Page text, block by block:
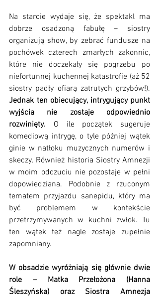
Na starcie wydaje się, że spektakl ma
dobrze osadzoną fabułę – siostry
organizują show, by zebrać fundusze na
pochówek czterech zmarłych zakonnic,
które nie doczekały się pogrzebu po
niefortunnej kuchennej katastrofie (aż 52
Jednak ten obiecujący, intrygujący punkt
wyjścia nie zostaje odpowiednio
rozwinięty. O ile początek sugeruje
komediową intrygę, o tyle później wątek
ginie w natłoku muzycznych numerów i
skeczy. Również historia Siostry Amnezji
w moim odczuciu nie pozostaje w pełni
dopowiedziana. Podobnie z rzuconym
tematem przyjazdu sanepidu, który ma
być problemem w kontekście
przetrzymywanych w kuchni zwłok. Tu
ten wątek też nagle zostaje zupełnie
zapomniany.
W obsadzie wyróżniają się głównie dwie
role – Matka Przełożona (Hanna
Śleszyńska) oraz Siostra Amnezja